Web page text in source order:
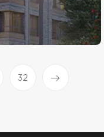
32